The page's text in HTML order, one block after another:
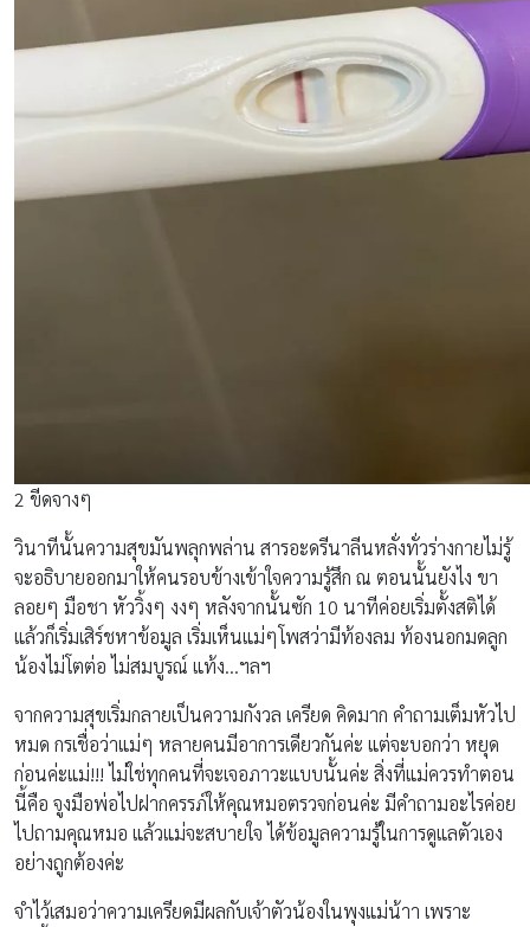
2 ขีดจางๆ
วินาทีนั้นความสุขมันพลุกพล่าน สารอะดรีนาลีนหลั่งทั่วร่างกายไม่รู้
จะอธิบายออกมาให้คนรอบข้างเข้าใจความรู้สึก ณ ตอนนั้นยังไง ขา
ลอยๆ มือชา หัววิ้งๆ งงๆ หลังจากนั้นซัก 10 นาทีค่อยเริ่มตั้งสติได้
แล้วก็เริ่มเสิร์ชหาข้อมูล เริ่มเห็นแม่ๆโพสว่ามีท้องลม ท้องนอกมดลูก
น้องไม่โตต่อ ไม่สมบูรณ์ แท้ง…ฯลฯ
จากความสุขเริ่มกลายเป็นความกังวล เครียด คิดมาก คำถามเต็มหัวไป
หมด กรเชื่อว่าแม่ๆ หลายคนมีอาการเดียวกันค่ะ แต่จะบอกว่า หยุด
ก่อนค่ะแม่!!! ไม่ใช่ทุกคนที่จะเจอภาวะแบบนั้นค่ะ สิ่งที่แม่ควรทำตอน
นี้คือ จูงมือพ่อไปฝากครรภ์ให้คุณหมอตรวจก่อนค่ะ มีคำถามอะไรค่อย
ไปถามคุณหมอ แล้วแม่จะสบายใจ ได้ข้อมูลความรู้ในการดูแลตัวเอง
อย่างถูกต้องค่ะ
จำไว้เสมอว่าความเครียดมีผลกับเจ้าตัวน้องในพุงแม่น้าา เพราะ